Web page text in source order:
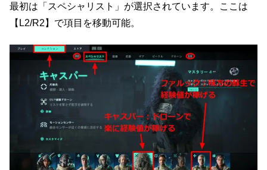
最初は「スペシャリスト」が選択されています。ここは
【L2/R2】で項目を移動可能。